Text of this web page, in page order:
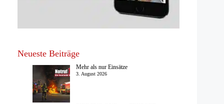
Neueste Beiträge
Mehr als nur Einsätze
3. August 2026